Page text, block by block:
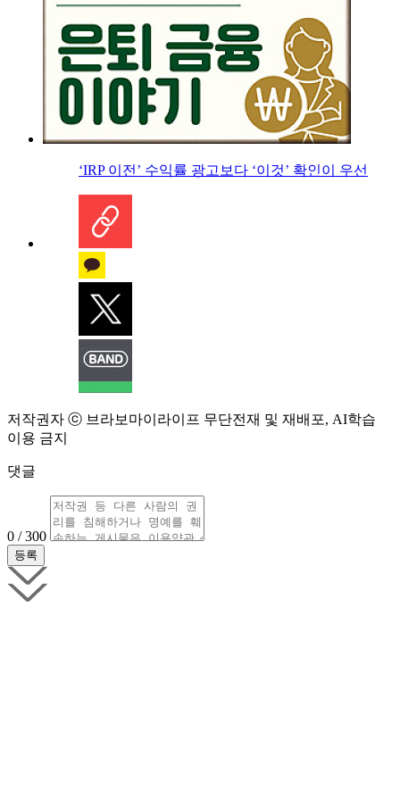
‘IRP 이전’ 수익률 광고보다 ‘이것’ 확인이 우선
저작권자 ⓒ 브라보마이라이프 무단전재 및 재배포, AI학습
이용 금지
댓글
0 / 300